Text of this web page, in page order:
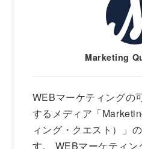
Marketing
WEBマーケティングの
するメディア「
ィング・クエスト）」
す。 WEBマーケティ